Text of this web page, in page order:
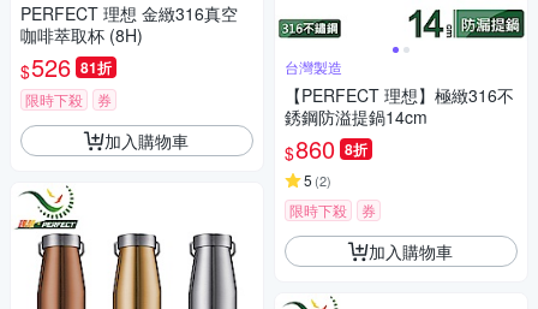
PERFECT 理想 金緻316真空
咖啡萃取杯 (8H)
$526 81折
限時下殺 券
加入購物車
台灣製造
【PERFECT 理想】極緻316不
銹鋼防溢提鍋14cm
$860 8折
5 (2)
限時下殺 券
加入購物車